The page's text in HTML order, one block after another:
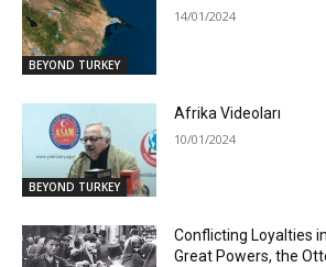
BEYOND TURKEY
14/01/2024
BEYOND TURKEY
Afrika Videoları
10/01/2024
Conflicting Loyalties
Great Powers, the